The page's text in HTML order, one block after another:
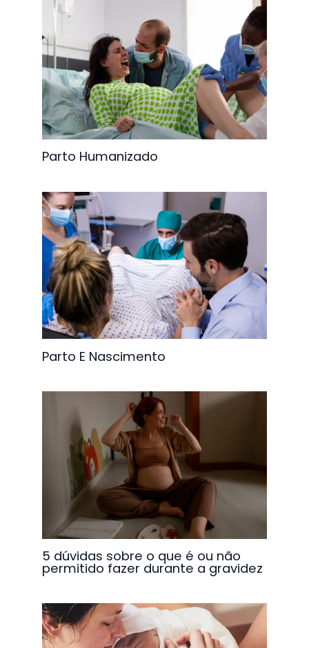
Parto Humanizado
Parto E Nascimento
5 dúvidas sobre o que é ou não
permitido fazer durante a gravidez